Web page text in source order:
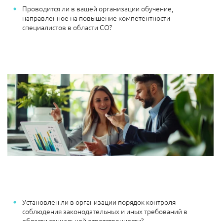
Проводится ли в вашей организации обучение,
направленное на повышение компетентности
специалистов в области СО?
Установлен ли в организации порядок контроля
соблюдения законодательных и иных требований в